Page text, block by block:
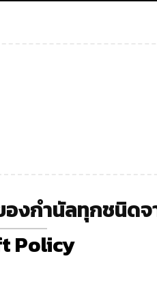
งกำนัลทุกชนิด
Policy